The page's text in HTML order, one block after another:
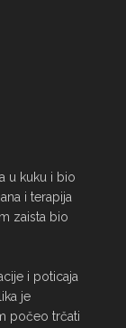
u kuku i bio
i terapija
zaista bio
i poticaja
je
počeo trčati